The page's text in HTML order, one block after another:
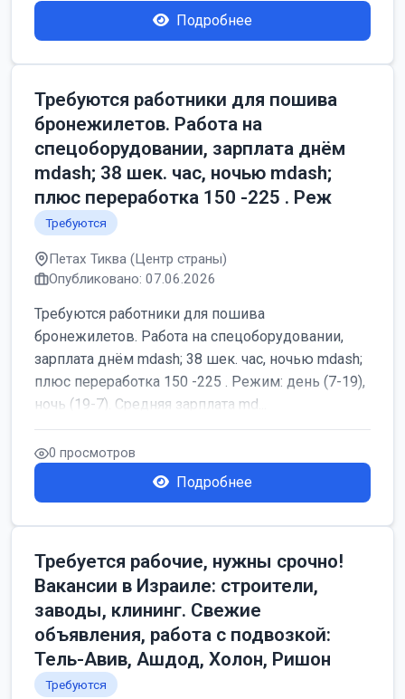
Подробнее
Требуются работники для пошива
бронежилетов. Работа на
спецоборудовании, зарплата днём
mdash; 38 шек. час, ночью mdash;
плюс переработка 150 -225 . Реж
Требуются
Петах Тиква (Центр страны)
Опубликовано: 07.06.2026
Требуются работники для пошива
бронежилетов. Работа на спецоборудовании,
зарплата днём mdash; 38 шек. час, ночью mdash;
плюс переработка 150 -225 . Режим: день (7-19),
ночь (19-7). Средняя зарплата md...
0 просмотров
Подробнее
Требуется рабочие, нужны срочно!
Вакансии в Израиле: строители,
заводы, клининг. Свежие
объявления, работа с подвозкой:
Тель-Авив, Ашдод, Холон, Ришон
Требуются